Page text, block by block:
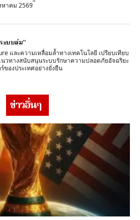
หาคม 2569
ะบบล่ม”
และความเหลื่อมล้ำทางเทคโนโลยี เปรียบเทียบ
วทางสนับสนุนระบบรักษาความปลอดภัยอัจฉริยะ
ของประเทศอย่างยั่งยืน
ข่าวอื่นๆ